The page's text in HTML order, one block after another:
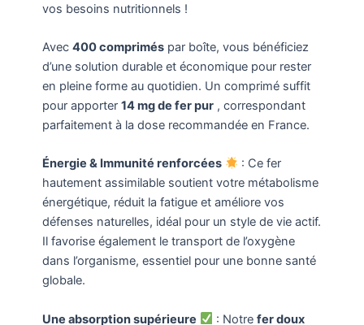
vos besoins nutritionnels !
Avec 400 compriméspar boîte, vous bénéficiez
d’une solution durable et économique pour rester
en pleine forme au quotidien. Un comprimé suffit
pour apporter 14 mg de fer pur, correspondant
parfaitement à la dose recommandée en France.
Énergie & Immunité renforcées
: Ce fer
hautement assimilable soutient votre métabolisme
énergétique, réduit la fatigue et améliore vos
défenses naturelles, idéal pour un style de vie actif.
Il favorise également le transport de l’oxygène
dans l’organisme, essentiel pour une bonne santé
globale.
Une absorption supérieure : Notrefer doux